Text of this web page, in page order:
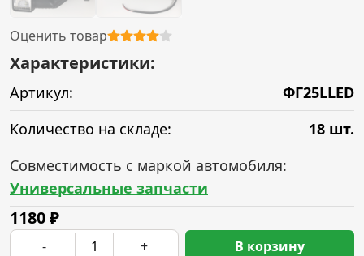
Оценить товар
Характеристики:
Артикул:
ФГ25LLED
Количество на складе:
18 шт.
Совместимость с маркой автомобиля:
Универсальные запчасти
1180₽
- + В корзину